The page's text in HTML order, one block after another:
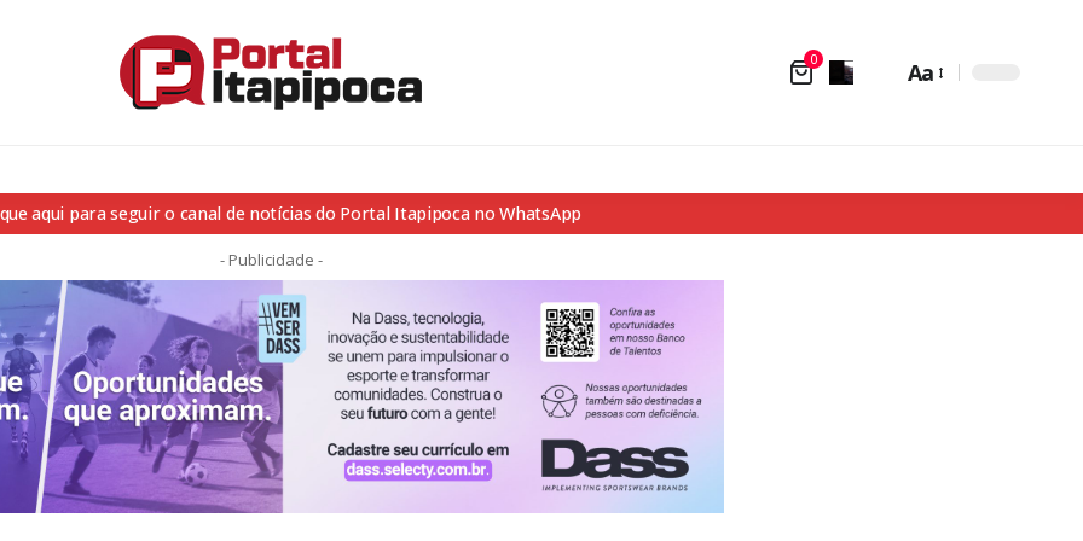
0 Aa
aqui para seguir o canal de notícias do Portal Itapipoca no WhatsApp
- Publicidade -